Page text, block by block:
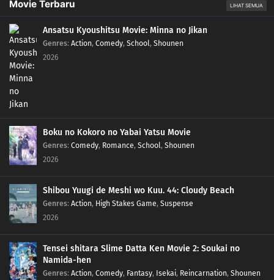
Movie Terbaru LIHAT SEMUA
Ansatsu Kyoushitsu Movie: Minna no Jikan
Genres: Action, Comedy, School, Shounen
2026
Boku no Kokoro no Yabai Yatsu Movie
Genres: Comedy, Romance, School, Shounen
2026
Shibou Yuugi de Meshi wo Kuu. 44: Cloudy Beach
Genres: Action, High Stakes Game, Suspense
2026
Tensei shitara Slime Datta Ken Movie 2: Soukai no
Namida-hen
Genres: Action, Comedy, Fantasy, Isekai, Reincarnation, Shounen